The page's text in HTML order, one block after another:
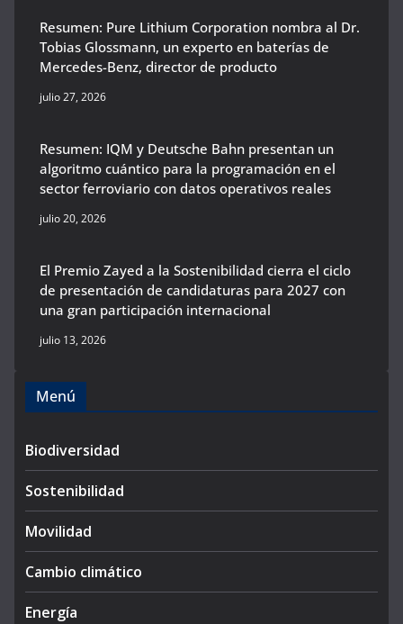
Resumen: Pure Lithium Corporation nombra al Dr.
Tobias Glossmann, un experto en baterías de
Mercedes-Benz, director de producto
julio 27, 2026
Resumen: IQM y Deutsche Bahn presentan un
algoritmo cuántico para la programación en el
sector ferroviario con datos operativos reales
julio 20, 2026
El Premio Zayed a la Sostenibilidad cierra el ciclo
de presentación de candidaturas para 2027 con
una gran participación internacional
julio 13, 2026
Menú
Biodiversidad
Sostenibilidad
Movilidad
Cambio climático
Energía